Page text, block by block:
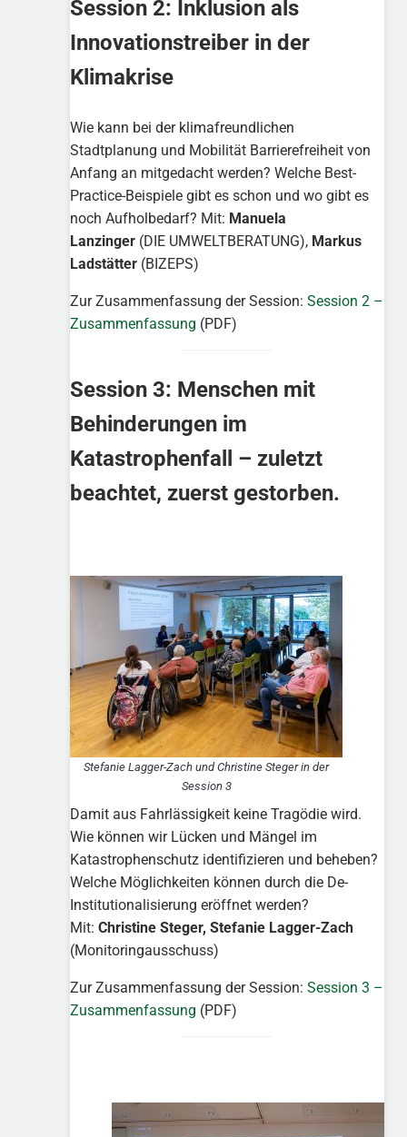
Session 2: Inklusion als
Innovationstreiber in der
Klimakrise
Wie kann bei der klimafreundlichen
Stadtplanung und Mobilität Barrierefreiheit von
Anfang an mitgedacht werden? Welche Best-
Practice-Beispiele gibt es schon und wo gibt es
noch Aufholbedarf? Mit: Manuela
Lanzinger (DIE UMWELTBERATUNG), Markus
Ladstätter (BIZEPS)
Zur Zusammenfassung der Session:Session 2 –
Zusammenfassung (PDF)
Session 3: Menschen mit
Behinderungen im
Katastrophenfall – zuletzt
beachtet, zuerst gestorben.
Stefanie Lagger-Zach und Christine Steger in der
Session 3
Damit aus Fahrlässigkeit keine Tragödie wird.
Wie können wir Lücken und Mängel im
Katastrophenschutz identifizieren und beheben?
Welche Möglichkeiten können durch die De-
Institutionalisierung eröffnet werden?
Mit:Christine Steger, Stefanie Lagger-Zach
(Monitoringausschuss)
Zur Zusammenfassung der Session:Session 3 –
Zusammenfassung (PDF)